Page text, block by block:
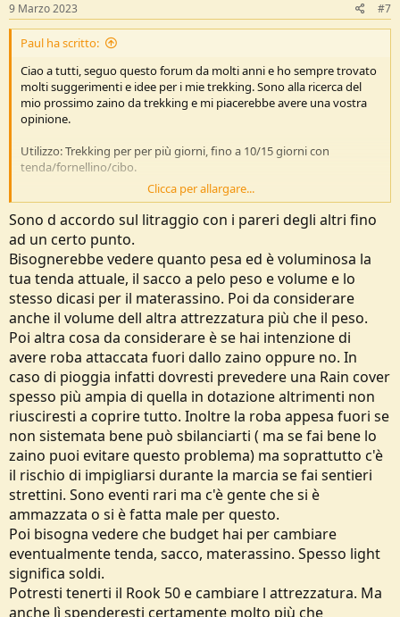
9 Marzo 2023 #7
Paul ha scritto:
Ciao a tutti, seguo questo forum da molti anni e ho sempre trovato
molti suggerimenti e idee per i mie trekking. Sono alla ricerca del
mio prossimo zaino da trekking e mi piacerebbe avere una vostra
opinione.
Utilizzo: Trekking per per più giorni, fino a 10/15 giorni con
tenda/fornellino/cibo.
Caratteristiche ricercate: Volume sui 55/60L, punti chiave per me
sono buona resistenza e possibilmente con un sistema del dorso
regolabile e buona traspirabilità dato l'utilizzo più frequente in
estate.
Attività praticata: Principalmente un utilizzo per 3 stagioni escluso
l'inverno. Altitudini varie, dai 1000m a max 3000m.
Esperienza e corporatura: Ho solo avuto un paio di zaini, uno dei
primi 60L forclaz della decathlon ormai fuori produzione da anni e
un Osprey Rook 50L con il quale ho fatto la maggior parte dei miei
trekking. Altezza 1.78 e corporatura media sui 70kg.
Budget: 120/150€, max 180€.
Prodotti già individuati: Recentemente sto modificando la mia
attrezzatura per uno stile più ultralight, di conseguenza le mie
ricerche sono andate in quella direzione con zaini con un peso
inferiore ai 2kg. Dopo svariate ricerche, recensioni, video etc. la
scelta dei possibili zaini si è ridotta principalmente a:
-Osprey Exos 58 (la nuova versione con il ritorno della cintura in vita
con tasche), trovato sui 160€
https://www.ospreyeurope.com/shop/it_it/osprey-exos-58-s22
un paio di punti a suo sfavore sono l'assenza di cerniere nella parte
centrale dello zaino, quindi unica apertura dall'alto e varie (ma non
Clicca per allargare...
Sono d accordo sul litraggio con i pareri degli altri fino
ad un certo punto.
Bisognerebbe vedere quanto pesa ed è voluminosa la
tua tenda attuale, il sacco a pelo peso e volume e lo
stesso dicasi per il materassino. Poi da considerare
anche il volume dell altra attrezzatura più che il peso.
Poi altra cosa da considerare è se hai intenzione di
avere roba attaccata fuori dallo zaino oppure no. In
caso di pioggia infatti dovresti prevedere una Rain cover
spesso più ampia di quella in dotazione altrimenti non
riusciresti a coprire tutto. Inoltre la roba appesa fuori se
non sistemata bene può sbilanciarti ( ma se fai bene lo
zaino puoi evitare questo problema) ma soprattutto c'è
il rischio di impigliarsi durante la marcia se fai sentieri
strettini. Sono eventi rari ma c'è gente che si è
ammazzata o si è fatta male per questo.
Poi bisogna vedere che budget hai per cambiare
eventualmente tenda, sacco, materassino. Spesso light
significa soldi.
Potresti tenerti il Rook 50 e cambiare l attrezzatura. Ma
anche lì spenderesti certamente molto più che